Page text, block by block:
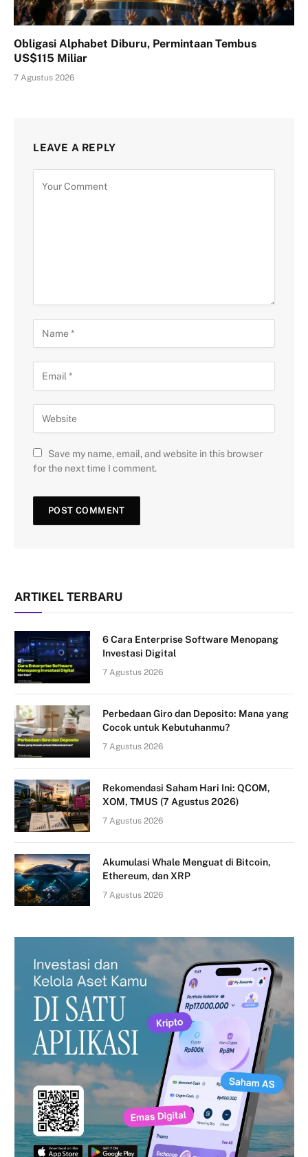
Obligasi Alphabet Diburu, Permintaan Tembus
US$115 Miliar
7 Agustus 2026
LEAVE A REPLY
Save my name, email, and website in this browser
for the next time I comment.
ARTIKEL TERBARU
6 Cara Enterprise Software Menopang
Investasi Digital
7 Agustus 2026
Perbedaan Giro dan Deposito: Mana yang
Cocok untuk Kebutuhanmu?
7 Agustus 2026
Rekomendasi Saham Hari Ini: QCOM,
XOM, TMUS (7 Agustus 2026)
7 Agustus 2026
Akumulasi Whale Menguat di Bitcoin,
Ethereum, dan XRP
7 Agustus 2026